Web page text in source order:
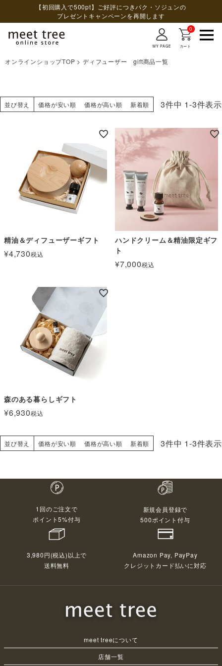
【初回購入で500pt】ご好評につきパク・ソジュンの
プレゼントキャンペーンを再開します
MY PAGE
0
カート
オンラインショップTOP ディフューザー gift商品一覧
並び替え 価格が安い順 価格が高い順 新着順 3件中 1-3件表示
精油＆ディフューザーギフト
¥4,730税込
ハンドクリーム＆精油限定ギフ
ト
¥7,000税込
森のある暮らしギフト
¥6,930税込
並び替え 価格が安い順 価格が高い順 新着順 3件中 1-3件表示
1回のご注文で
ポイント5%付与
新規会員登録で
500ポイント付与
3,980円(税込)以上で
送料無料
Amazon Pay, PayPay
クレジットカード払いに対応
meet treeについて
店舗一覧